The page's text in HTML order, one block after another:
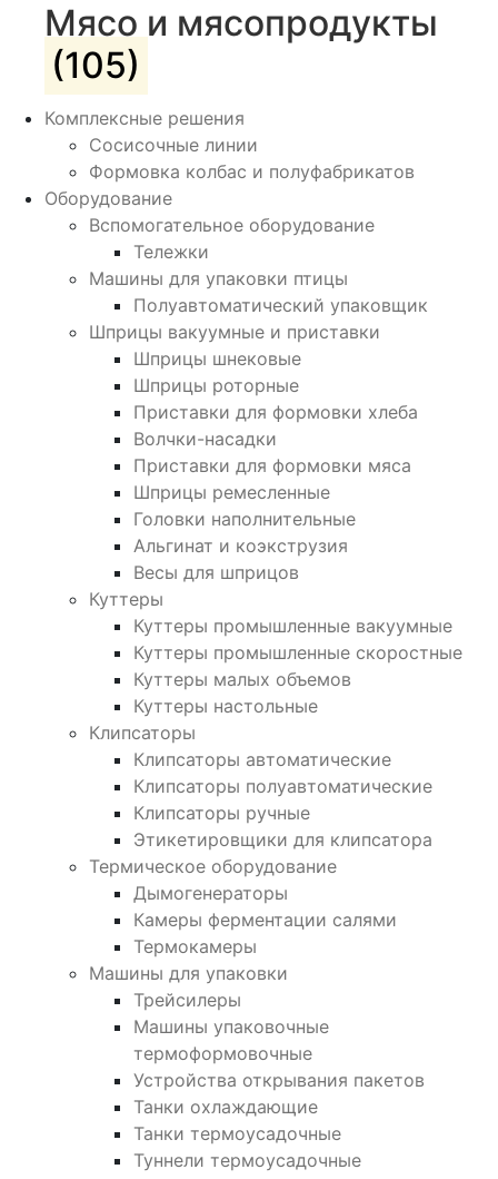
Мясо и мясопродукты
(105)
Комплексные решения
Сосисочные линии
Формовка колбас и полуфабрикатов
Оборудование
Вспомогательное оборудование
Тележки
Машины для упаковки птицы
Полуавтоматический упаковщик
Шприцы вакуумные и приставки
Шприцы шнековые
Шприцы роторные
Приставки для формовки хлеба
Волчки-насадки
Приставки для формовки мяса
Шприцы ремесленные
Головки наполнительные
Альгинат и коэкструзия
Весы для шприцов
Куттеры
Куттеры промышленные вакуумные
Куттеры промышленные скоростные
Куттеры малых объемов
Куттеры настольные
Клипсаторы
Клипсаторы автоматические
Клипсаторы полуавтоматические
Клипсаторы ручные
Этикетировщики для клипсатора
Термическое оборудование
Дымогенераторы
Камеры ферментации салями
Термокамеры
Машины для упаковки
Трейсилеры
Машины упаковочные
термоформовочные
Устройства открывания пакетов
Танки охлаждающие
Танки термоусадочные
Туннели термоусадочные